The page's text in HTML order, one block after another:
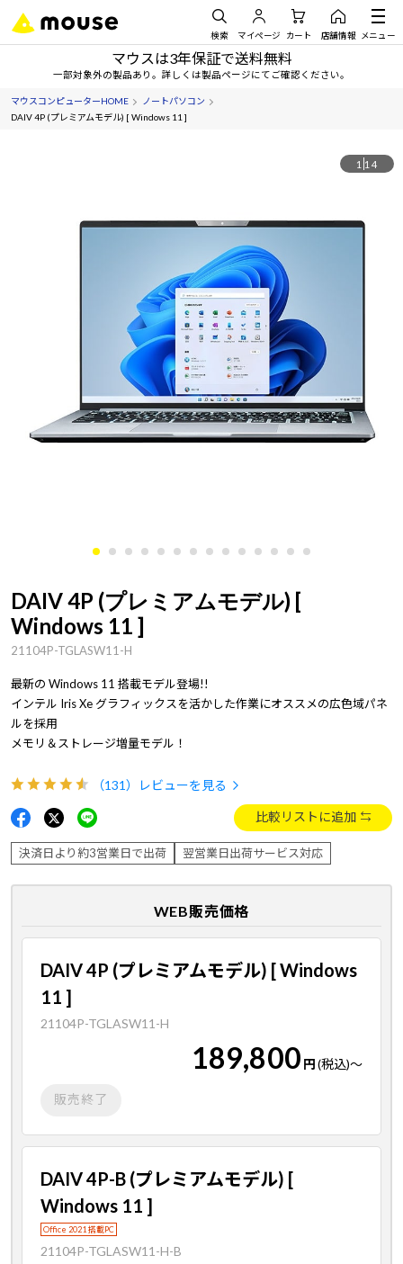
検索 マイページ カート 店舗情報 メニュー
マウスは3年保証で送料無料
一部対象外の製品あり。詳しくは製品ページにてご確認ください。
マウスコンピューターHOME
ノートパソコン
DAIV 4P (プレミアムモデル) [ Windows 11 ]
1 14
DAIV 4P (プレミアムモデル) [
Windows 11 ]
21104P-TGLASW11-H
最新の Windows 11 搭載モデル登場!!
インテル Iris Xe グラフィックスを活かした作業にオススメの広色域パネ
ルを採用
メモリ＆ストレージ増量モデル！
（131） レビューを見る
比較リストに追加
決済日より約3営業日で出荷 翌営業日出荷サービス対応
WEB販売価格
DAIV 4P (プレミアムモデル) [ Windows
11 ]
21104P-TGLASW11-H
189,800 円 (税込)～
販売終了
DAIV 4P-B (プレミアムモデル) [
Windows 11 ]
Office 2021 搭載PC
21104P-TGLASW11-H-B